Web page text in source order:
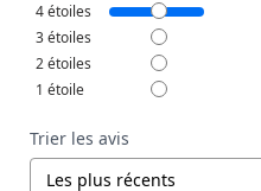
4étoiles
3étoiles
2étoiles
1 étoile
Trier les avis